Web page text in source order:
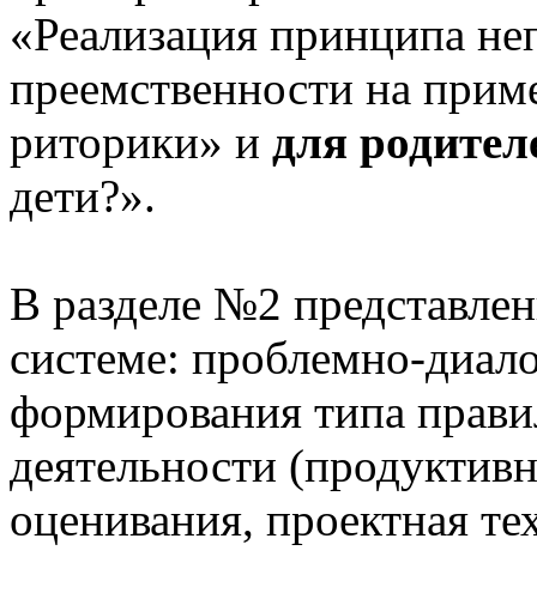
«Реализация принципа
преемственности на
риторики» и для
дети?».
В разделе №2
системе: проблемно-
формирования типа
деятельности
оценивания, проектная